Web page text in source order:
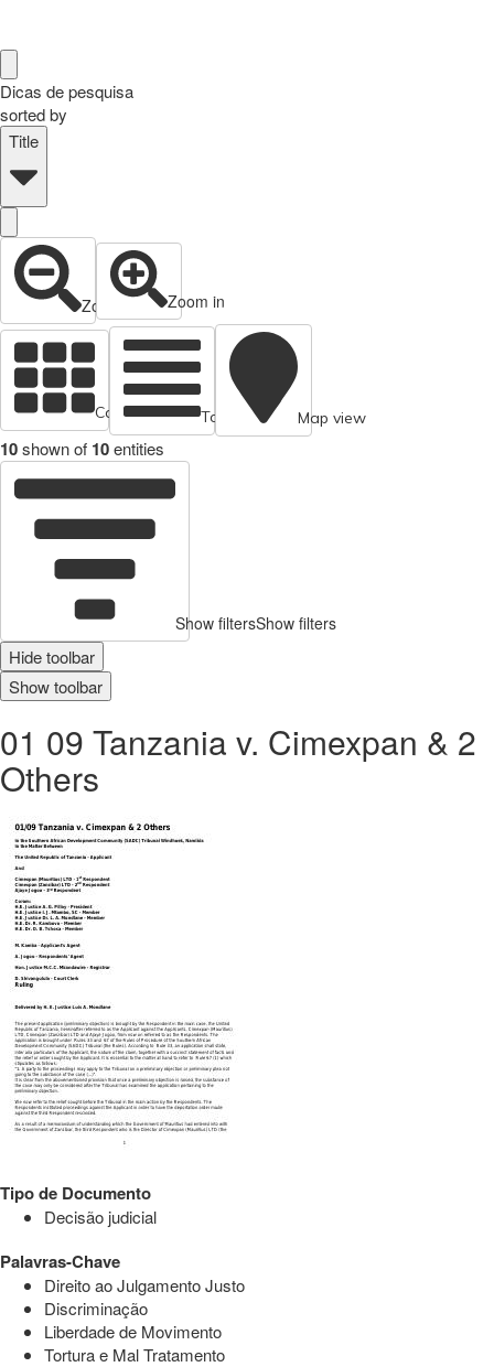
Dicas de pesquisa
sorted by
Title
Zoom out Zoom in
Cards view Table view Map view
10shown of 10entities
Show filtersShow filters
Hide toolbar
Show toolbar
01 09 Tanzania v. Cimexpan & 2
Others
Tipo de Documento
Decisão judicial
Palavras-Chave
Direito ao Julgamento Justo
Discriminação
Liberdade de Movimento
Tortura e Mal Tratamento